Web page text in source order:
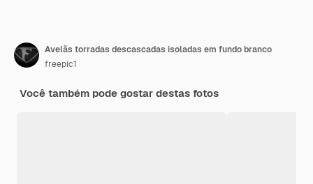
Avelãs torradas descascadas isoladas em fundo branco
freepic1
Você também pode gostar destas fotos